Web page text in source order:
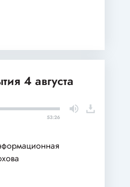
4 августа
53:26